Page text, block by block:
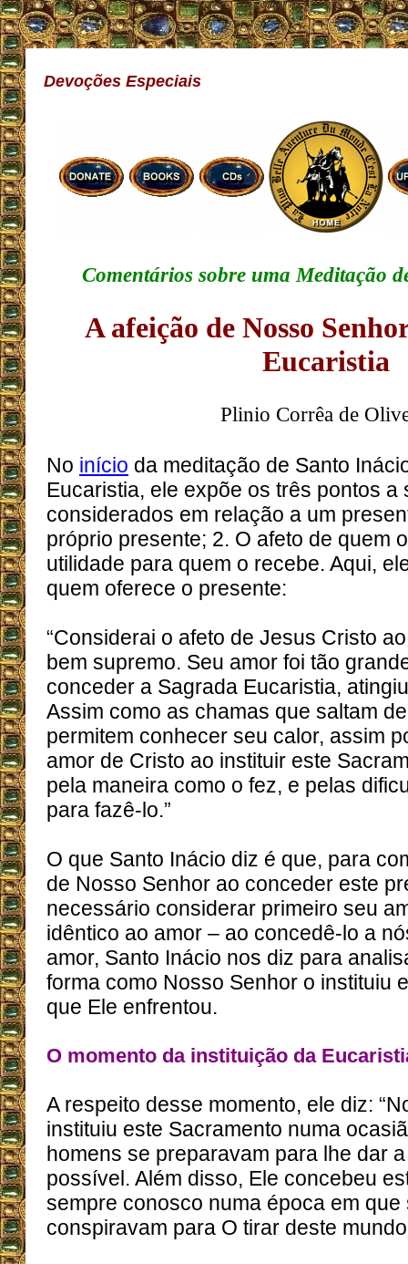
Devoções Especiais
Comentários sobre uma Meditação
A afeição de Nosso
Eucaristia
Plinio Corrêa de
No início da meditação de Santo
Eucaristia, ele expõe os três pontos a
considerados em relação a um
próprio presente; 2. O afeto de quem
utilidade para quem o recebe. Aqui,
quem oferece o presente:
“Considerai o afeto de Jesus Cristo
bem supremo. Seu amor foi tão
conceder a Sagrada Eucaristia,
Assim como as chamas que saltam
permitem conhecer seu calor, assim
amor de Cristo ao instituir este
pela maneira como o fez, e pelas
para fazê-lo.”
O que Santo Inácio diz é que, para
de Nosso Senhor ao conceder este
necessário considerar primeiro seu
idêntico ao amor – ao concedê-lo a
amor, Santo Inácio nos diz para
forma como Nosso Senhor o instituiu
que Ele enfrentou.
O momento da instituição da
A respeito desse momento, ele diz:
instituiu este Sacramento numa
homens se preparavam para lhe dar
possível. Além disso, Ele concebeu
sempre conosco numa época em que
conspiravam para O tirar deste